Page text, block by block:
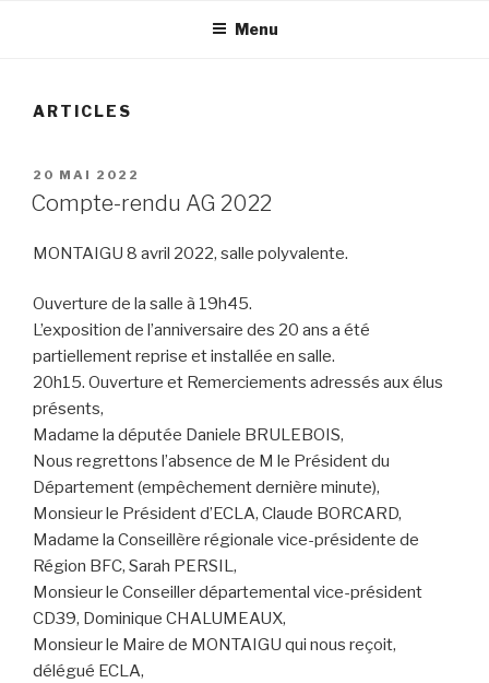
Menu
ARTICLES
PUBLIÉ
LE
20 MAI 2022
Compte-rendu AG 2022
MONTAIGU 8 avril 2022, salle polyvalente.
Ouverture de la salle à 19h45.
L’exposition de l’anniversaire des 20 ans a été
partiellement reprise et installée en salle.
20h15. Ouverture et Remerciements adressés aux élus
présents,
Madame la députée Daniele BRULEBOIS,
Nous regrettons l’absence de M le Président du
Département (empêchement dernière minute),
Monsieur le Président d’ECLA, Claude BORCARD,
Madame la Conseillère régionale vice-présidente de
Région BFC, Sarah PERSIL,
Monsieur le Conseiller départemental vice-président
CD39, Dominique CHALUMEAUX,
Monsieur le Maire de MONTAIGU qui nous reçoit,
délégué ECLA,